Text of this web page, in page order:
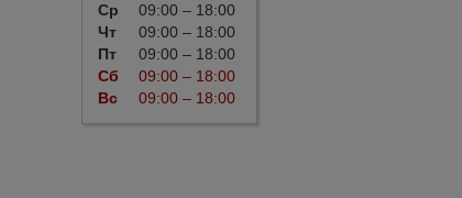
Ср
09:00 – 18:00
Чт
09:00 – 18:00
Пт
09:00 – 18:00
Сб
09:00 – 18:00
Вс
09:00 – 18:00